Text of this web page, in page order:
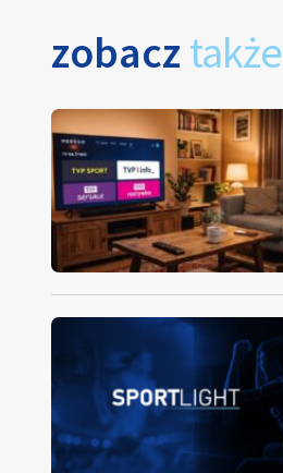
zobacz także